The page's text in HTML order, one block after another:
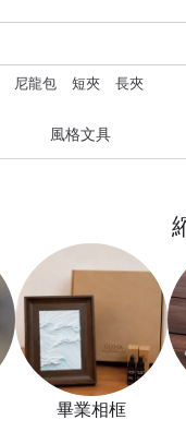
尼龍包 短夾 長夾
風格文具
畢業相框